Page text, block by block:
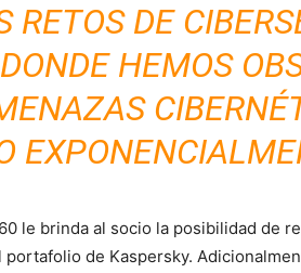
RETOS DE
HEMOS
le brinda al socio la posibilidad de
de Kaspersky.